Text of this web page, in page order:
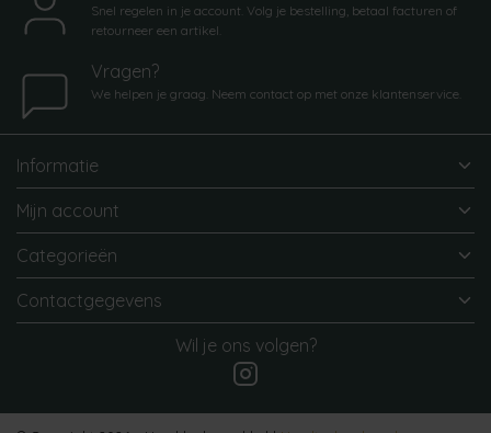
Snel regelen in je account. Volg je bestelling, betaal facturen of
retourneer een artikel.
Vragen?
We helpen je graag. Neem contact op met onze klantenservice.
Informatie
Mijn account
Categorieën
Contactgegevens
Wil je ons volgen?